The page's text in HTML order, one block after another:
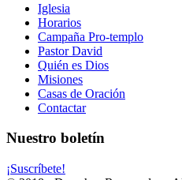
Iglesia
Horarios
Campaña Pro-templo
Pastor David
Quién es Dios
Misiones
Casas de Oración
Contactar
Nuestro boletín
¡Suscríbete!